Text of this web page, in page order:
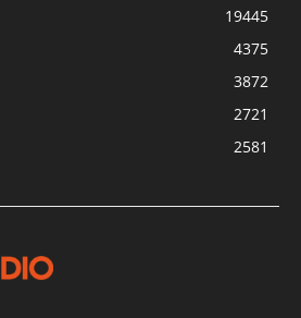
19445
4375
3872
2721
2581